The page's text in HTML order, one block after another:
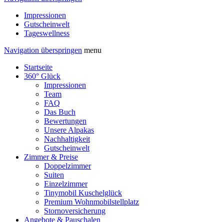
Impressionen
Gutscheinwelt
Tageswellness
Navigation überspringen menu
Startseite
360° Glück
Impressionen
Team
FAQ
Das Buch
Bewertungen
Unsere Alpakas
Nachhaltigkeit
Gutscheinwelt
Zimmer & Preise
Doppelzimmer
Suiten
Einzelzimmer
Tinymobil Kuschelglück
Premium Wohnmobilstellplatz
Stornoversicherung
Angebote & Pauschalen